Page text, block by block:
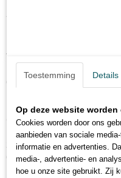
Dankzij de minimale rek
Karper ervaar je elke
Voel zelfs de meest
dromen aan de haak te
Carp Queen Gevlochten
maar ook ontzettend
zorgt ervoor dat de lijn
gebruik. Vis na vis, jaar
prestaties van deze toplijn.
Toestemming Details
Op deze website
Cookies worden door ons
aanbieden van sociale
informatie en advertenties.
media-, advertentie- en
hoe u onze site gebruikt. Zij